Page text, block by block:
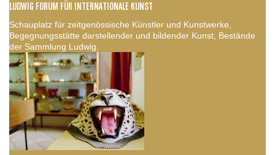
LUDWIG FORUM FÜR INTERNATIONALE KUNST
Schauplatz für zeitgenössische Künstler und Kunstwerke,
Begegnungsstätte darstellender und bildender Kunst, Bestände
der Sammlung Ludwig.